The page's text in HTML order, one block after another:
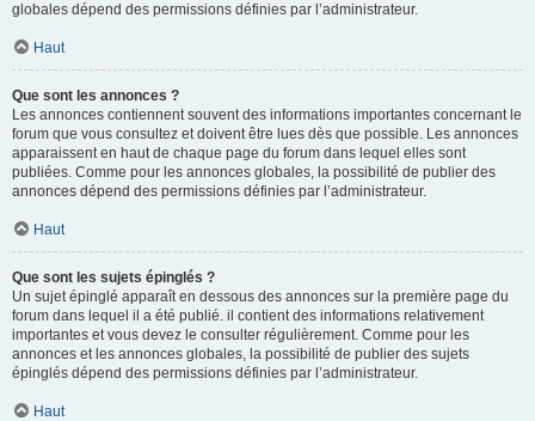
globales dépend des permissions définies par l’administrateur.
Haut
Que sont les annonces ?
Les annonces contiennent souvent des informations importantes concernant le
forum que vous consultez et doivent être lues dès que possible. Les annonces
apparaissent en haut de chaque page du forum dans lequel elles sont
publiées. Comme pour les annonces globales, la possibilité de publier des
annonces dépend des permissions définies par l’administrateur.
Haut
Que sont les sujets épinglés ?
Un sujet épinglé apparaît en dessous des annonces sur la première page du
forum dans lequel il a été publié. il contient des informations relativement
importantes et vous devez le consulter régulièrement. Comme pour les
annonces et les annonces globales, la possibilité de publier des sujets
épinglés dépend des permissions définies par l’administrateur.
Haut